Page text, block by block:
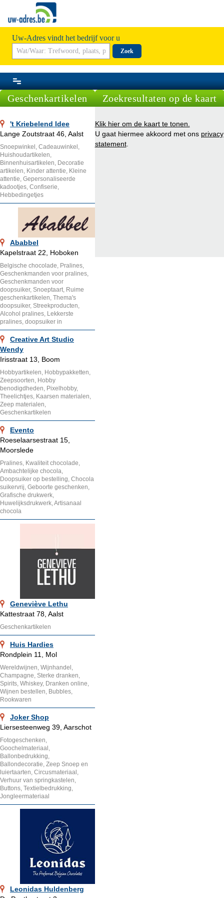
Uw-Adres vindt het bedrijf voor u
Zoek
Geschenkartikelen
't Kriebelend Idee
Lange Zoutstraat 46, Aalst
Snoepwinkel, Cadeauwinkel,
Huishoudartikelen,
Binnenhuisartikelen, Decoratie
artikelen, Kinder attentie, Kleine
attentie, Gepersonaliseerde
kadootjes, Confiserie,
Hebbedingetjes
Ababbel
Kapelstraat 22, Hoboken
Belgische chocolade, Pralines,
Geschenkmanden voor pralines,
Geschenkmanden voor
doopsuiker, Snoeptaart, Ruime
geschenkartikelen, Thema's
doopsuiker, Streekproducten,
Alcohol pralines, Lekkerste
pralines, doopsuiker in
Creative Art Studio
Wendy
Irisstraat 13, Boom
Hobbyartikelen, Hobbypakketten,
Zeepsoorten, Hobby
benodigdheden, Pixelhobby,
Theelichtjes, Kaarsen materialen,
Zeep materialen,
Geschenkartikelen
Evento
Roeselaarsestraat 15,
Moorslede
Pralines, Kwaliteit chocolade,
Ambachtelijke chocola,
Doopsuiker op bestelling, Chocola
suikervrij, Geboorte geschenken,
Grafische drukwerk,
Huwelijksdrukwerk, Artisanaal
chocola
Geneviève Lethu
Kattestraat 78, Aalst
Geschenkartikelen
Huis Hardies
Rondplein 11, Mol
Wereldwijnen, Wijnhandel,
Champagne, Sterke dranken,
Spirits, Whiskey, Dranken online,
Wijnen bestellen, Bubbles,
Rookwaren
Joker Shop
Liersesteenweg 39, Aarschot
Fotogeschenken,
Goochelmateriaal,
Ballonbedrukking,
Ballondecoratie, Zeep Snoep en
luiertaarten, Circusmateriaal,
Verhuur van springkastelen,
Buttons, Textielbedrukking,
Jongleermateriaal
Leonidas Huldenberg
Zoekresultaten op de kaart
Klik hier om de kaart te tonen.
U gaat hiermee akkoord met ons privacy
statement.